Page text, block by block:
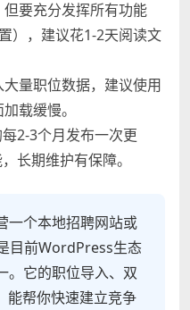
要充分发挥所有功能
），建议花1-2天阅读文
量职位数据，建议使用
载缓慢。
2-3个月发布一次更
长期维护有保障。
一个本地招聘网站或
目前WordPress生态
。它的职位导入、双
能帮你快速建立竞争